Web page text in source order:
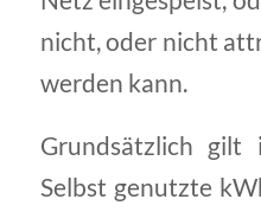
nicht, oder nicht
werden kann.
Grundsätzlich gilt
Selbst genutzte